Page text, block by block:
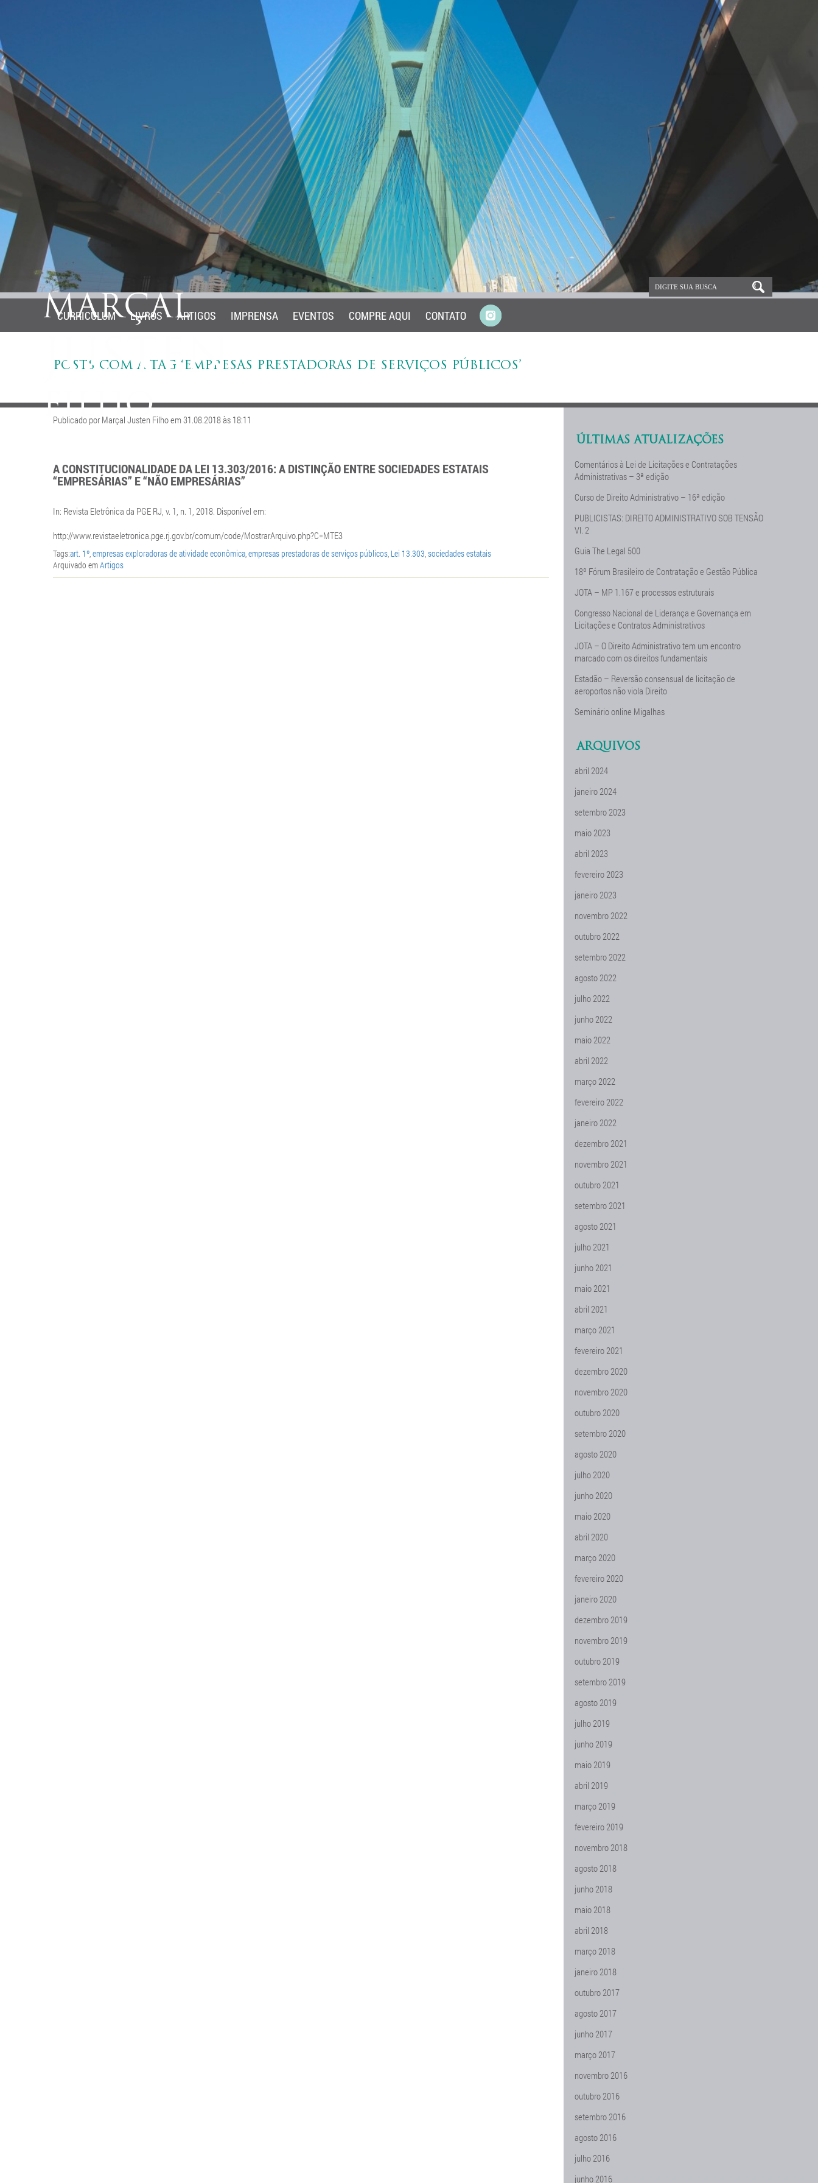
CURRICULUM LIVROS ARTIGOS IMPRENSA EVENTOS COMPRE AQUI CONTATO
POSTS COM A TAG ‘EMPRESAS PRESTADORAS DE SERVIÇOS PÚBLICOS’
Publicado por Marçal Justen Filho em 31.08.2018 às 18:11
A CONSTITUCIONALIDADE DA LEI 13.303/2016: A DISTINÇÃO ENTRE SOCIEDADES ESTATAIS
“EMPRESÁRIAS” E “NÃO EMPRESÁRIAS”
In: Revista Eletrônica da PGE RJ, v. 1, n. 1, 2018. Disponível em:
http://www.revistaeletronica.pge.rj.gov.br/comum/code/MostrarArquivo.php?C=MTE3
Tags:art. 1º,empresas exploradoras de atividade econômica,empresas prestadoras de serviços públicos, Lei 13.303,sociedades estatais
Arquivado emArtigos
ÚLTIMAS ATUALIZAÇÕES
Comentários à Lei de Licitações e Contratações
Administrativas – 3ª edição
Curso de Direito Administrativo – 16ª edição
PUBLICISTAS: DIREITO ADMINISTRATIVO SOB TENSÃO
Vl. 2
Guia The Legal 500
18º Fórum Brasileiro de Contratação e Gestão Pública
JOTA – MP 1.167 e processos estruturais
Congresso Nacional de Liderança e Governança em
Licitações e Contratos Administrativos
JOTA – O Direito Administrativo tem um encontro
marcado com os direitos fundamentais
Estadão – Reversão consensual de licitação de
aeroportos não viola Direito
Seminário online Migalhas
ARQUIVOS
abril 2024
janeiro 2024
setembro 2023
maio 2023
abril 2023
fevereiro 2023
janeiro 2023
novembro 2022
outubro 2022
setembro 2022
agosto 2022
julho 2022
junho 2022
maio 2022
abril 2022
março 2022
fevereiro 2022
janeiro 2022
dezembro 2021
novembro 2021
outubro 2021
setembro 2021
agosto 2021
julho 2021
junho 2021
maio 2021
abril 2021
março 2021
fevereiro 2021
dezembro 2020
novembro 2020
outubro 2020
setembro 2020
agosto 2020
julho 2020
junho 2020
maio 2020
abril 2020
março 2020
fevereiro 2020
janeiro 2020
dezembro 2019
novembro 2019
outubro 2019
setembro 2019
agosto 2019
julho 2019
junho 2019
maio 2019
abril 2019
março 2019
fevereiro 2019
novembro 2018
agosto 2018
junho 2018
maio 2018
abril 2018
março 2018
janeiro 2018
outubro 2017
agosto 2017
junho 2017
março 2017
novembro 2016
outubro 2016
setembro 2016
agosto 2016
julho 2016
junho 2016